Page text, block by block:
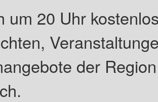
um 20 Uhr
der